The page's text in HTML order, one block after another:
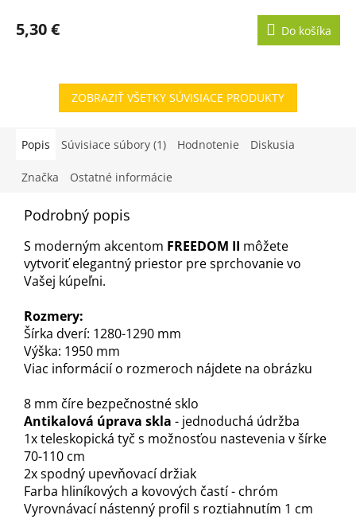
5,30 € Do košíka
ZOBRAZIŤ VŠETKY SÚVISIACE PRODUKTY
Popis Súvisiace súbory (1) Hodnotenie Diskusia
Značka Ostatné informácie
Podrobný popis
S moderným akcentom FREEDOM II môžete
vytvoriť elegantný priestor pre sprchovanie vo
Vašej kúpeľni.
Rozmery:
Šírka dverí: 1280-1290 mm
Výška: 1950 mm
Viac informácií o rozmeroch nájdete na obrázku
8 mm číre bezpečnostné sklo
Antikalová úprava skla - jednoduchá údržba
1x teleskopická tyč s možnosťou nastevenia v šírke
70-110 cm
2x spodný upevňovací držiak
Farba hliníkových a kovových častí - chróm
Vyrovnávací nástenný profil s roztiahnutím 1 cm